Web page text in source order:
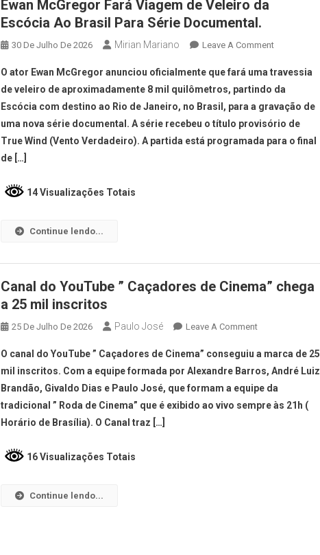
Ewan McGregor Fará Viagem de Veleiro da
Escócia Ao Brasil Para Série Documental.
30 De Julho De 2026 Mirian Mariano Leave A Comment
O ator Ewan McGregor anunciou oficialmente que fará uma travessia
de veleiro de aproximadamente 8 mil quilômetros, partindo da
Escócia com destino ao Rio de Janeiro, no Brasil, para a gravação de
uma nova série documental. A série recebeu o título provisório de
True Wind (Vento Verdadeiro). A partida está programada para o final
de […]
14 Visualizações Totais
Continue lendo...
Canal do YouTube ” Caçadores de Cinema” chega
a 25 mil inscritos
25 De Julho De 2026 Paulo José Leave A Comment
O canal do YouTube ” Caçadores de Cinema” conseguiu a marca de 25
mil inscritos. Com a equipe formada por Alexandre Barros, André Luiz
Brandão, Givaldo Dias e Paulo José, que formam a equipe da
tradicional ” Roda de Cinema” que é exibido ao vivo sempre às 21h (
Horário de Brasília). O Canal traz […]
16 Visualizações Totais
Continue lendo...